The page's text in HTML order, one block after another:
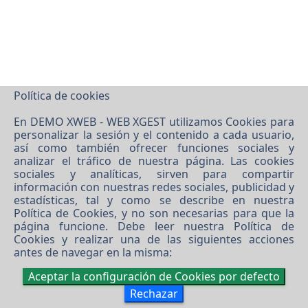
Software XgestEvo
Política de cookies
En DEMO XWEB - WEB XGEST utilizamos Cookies para
personalizar la sesión y el contenido a cada usuario,
así como también ofrecer funciones sociales y
analizar el tráfico de nuestra página. Las cookies
sociales y analíticas, sirven para compartir
información con nuestras redes sociales, publicidad y
estadísticas, tal y como se describe en nuestra
Política de Cookies, y no son necesarias para que la
página funcione. Debe leer nuestra Política de
Cookies y realizar una de las siguientes acciones
antes de navegar en la misma:
Aceptar la configuración de Cookies por defecto
Rechazar